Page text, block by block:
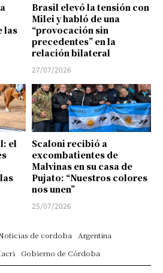
las
Brasil elevó la tensión con
Milei y habló de una
“provocación sin
precedentes” en la
relación bilateral
27/07/2026
el
Scaloni recibió a
excombatientes de
Malvinas en su casa de
Pujato: “Nuestros colores
nos unen”
25/07/2026
de cordoba
Argentina
Gobierno de Córdoba